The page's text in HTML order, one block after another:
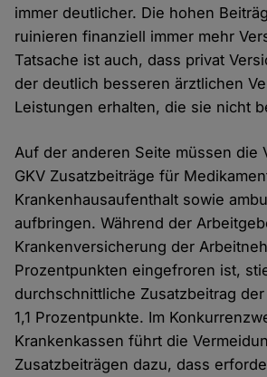
immer deutlicher. Die hohen
ruinieren finanziell immer mehr
Tatsache ist auch, dass privat
der deutlich besseren ärztlichen
Leistungen erhalten, die sie nicht
Auf der anderen Seite müssen die
GKV Zusatzbeiträge für
Krankenhausaufenthalt sowie
aufbringen. Während der
Krankenversicherung der
Prozentpunkten eingefroren ist,
durchschnittliche Zusatzbeitrag
1,1 Prozentpunkte. Im
Krankenkassen führt die
Zusatzbeiträgen dazu, dass